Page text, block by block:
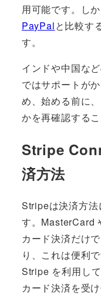
用可能です。しか
PayPalと比較す
す。
インドや中国な
ではサポートが
め、始める前に
かを再確認する
Stripe
済方法
Stripeは決済方法
す。MasterCard
カード決済だけ
り、これは便利
Stripe を利用し
カード決済を受